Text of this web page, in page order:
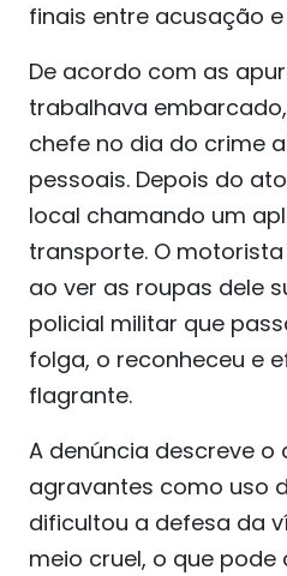
finais entre acusação
De acordo com as
trabalhava
chefe no dia do crime
pessoais. Depois do
local chamando um
transporte. O
ao ver as roupas dele
policial militar que
folga, o reconheceu e
flagrante.
A denúncia descreve o
agravantes como uso
dificultou a defesa da
meio cruel, o que